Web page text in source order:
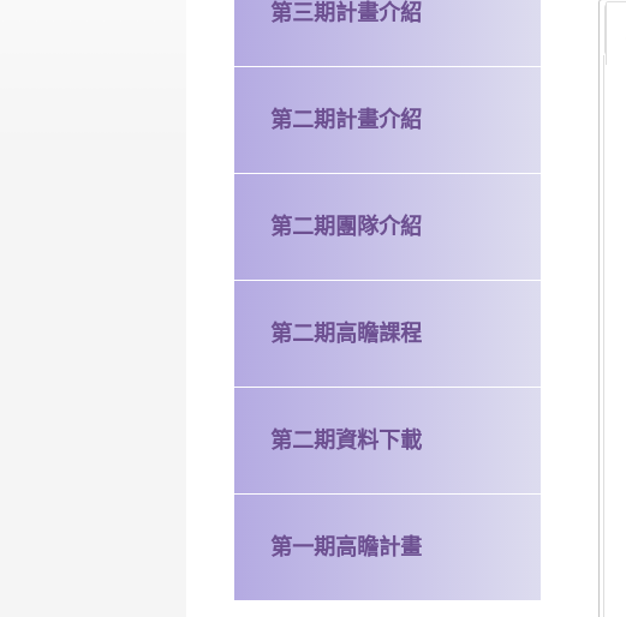
第三期計畫介紹
第二期計畫介紹
第二期團隊介紹
第二期高瞻課程
第二期資料下載
第一期高瞻計畫